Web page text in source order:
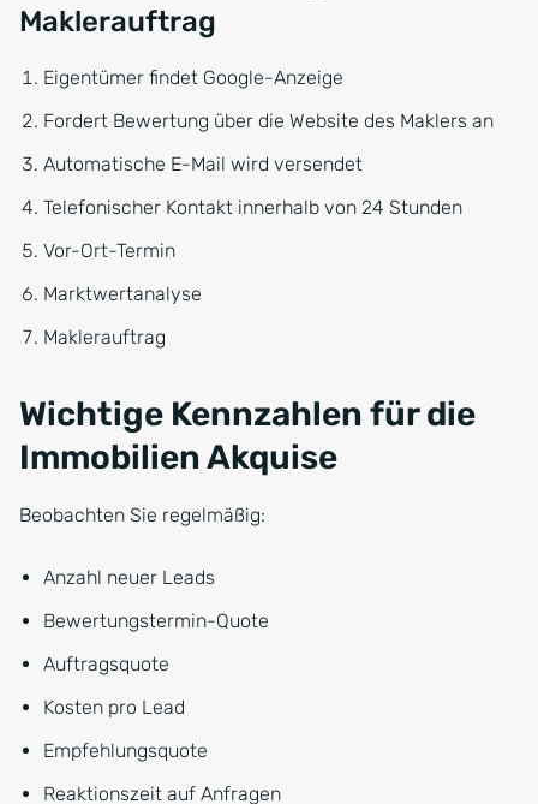
Maklerauftrag
Eigentümer findet Google-Anzeige
Fordert Bewertung über die Website des Maklers an
Automatische E-Mail wird versendet
Telefonischer Kontakt innerhalb von 24 Stunden
Vor-Ort-Termin
Marktwertanalyse
Maklerauftrag
Wichtige Kennzahlen für die
Immobilien Akquise
Beobachten Sie regelmäßig:
Anzahl neuer Leads
Bewertungstermin-Quote
Auftragsquote
Kosten pro Lead
Empfehlungsquote
Reaktionszeit auf Anfragen